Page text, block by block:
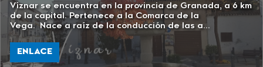
El Palacio del Cuzco fue mandado construir como
residencia estival por el Arzobispo Moscoso, es un claro
ejemplo de construcción neoclásica de...
ENLACE